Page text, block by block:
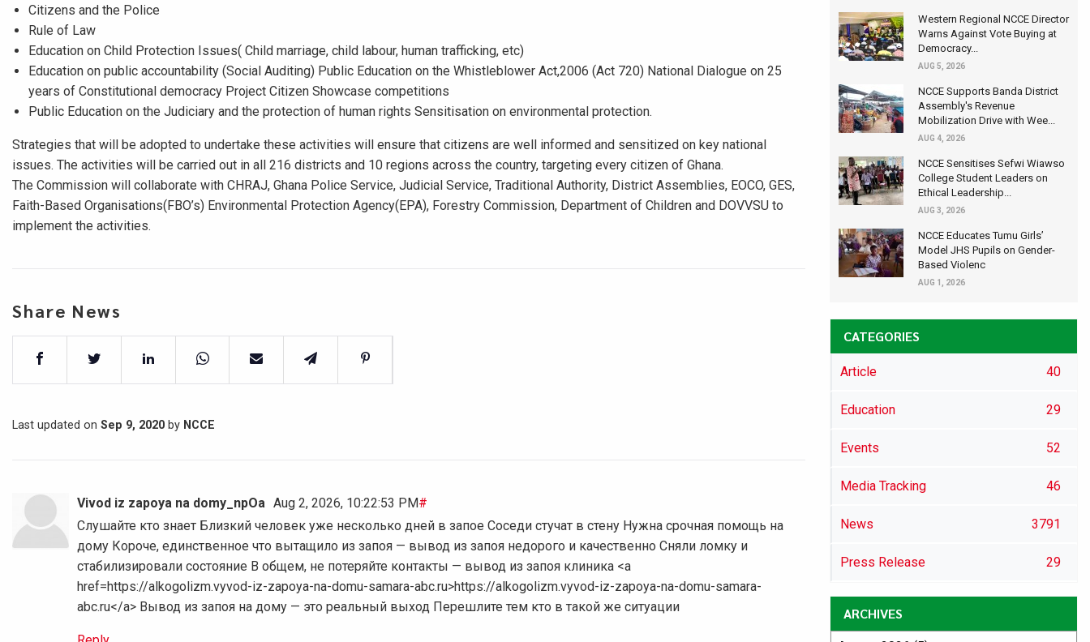
Citizens and the Police
Rule of Law
Education on Child Protection Issues( Child marriage, child labour, human trafficking, etc)
Education on public accountability (Social Auditing) Public Education on the Whistleblower Act,2006 (Act 720) National Dialogue on 25
years of Constitutional democracy Project Citizen Showcase competitions
Public Education on the Judiciary and the protection of human rights Sensitisation on environmental protection.
Strategies that will be adopted to undertake these activities will ensure that citizens are well informed and sensitized on key national
issues. The activities will be carried out in all 216 districts and 10 regions across the country, targeting every citizen of Ghana.
The Commission will collaborate with CHRAJ, Ghana Police Service, Judicial Service, Traditional Authority, District Assemblies, EOCO, GES,
Faith-Based Organisations(FBO’s) Environmental Protection Agency(EPA), Forestry Commission, Department of Children and DOVVSU to
implement the activities.
Share News
Last updated on Sep 9, 2020 by NCCE
Vivod iz zapoya na domy_npOa Aug 2, 2026, 10:22:53 PM#
Слушайте кто знает Близкий человек уже несколько дней в запое Соседи стучат в стену Нужна срочная помощь на
дому Короче, единственное что вытащило из запоя — вывод из запоя недорого и качественно Сняли ломку и
стабилизировали состояние В общем, не потеряйте контакты — вывод из запоя клиника <a
href=https://alkogolizm.vyvod-iz-zapoya-na-domu-samara-abc.ru>https://alkogolizm.vyvod-iz-zapoya-na-domu-samara-
abc.ru</a> Вывод из запоя на дому — это реальный выход Перешлите тем кто в такой же ситуации
Western Regional NCCE Director
Warns Against Vote Buying at
Democracy...
AUG 5, 2026
NCCE Supports Banda District
Assembly's Revenue
Mobilization Drive with Wee...
AUG 4, 2026
NCCE Sensitises Sefwi Wiawso
College Student Leaders on
Ethical Leadership...
AUG 3, 2026
NCCE Educates Tumu Girls’
Model JHS Pupils on Gender-
Based Violenc
AUG 1, 2026
CATEGORIES
Article 40
Education 29
Events 52
Media Tracking 46
News 3791
Press Release 29
ARCHIVES